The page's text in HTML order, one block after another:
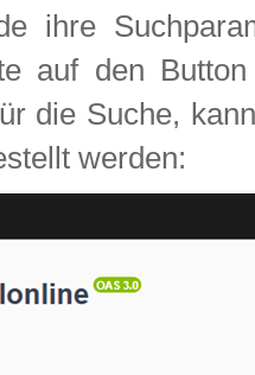
ihre
auf den
die Suche,
werden: